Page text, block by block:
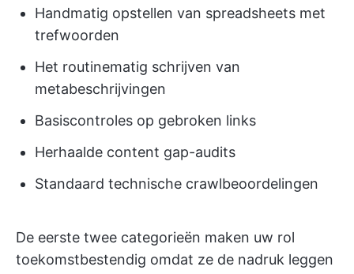
Handmatig opstellen van spreadsheets met
trefwoorden
Het routinematig schrijven van
metabeschrijvingen
Basiscontroles op gebroken links
Herhaalde content gap-audits
Standaard technische crawlbeoordelingen
De eerste twee categorieën maken uw rol
toekomstbestendig omdat ze de nadruk leggen